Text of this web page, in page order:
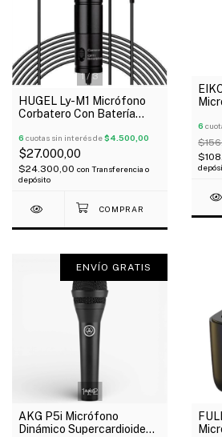
1/3
HUGEL Ly-M1 Micrófono
Corbatero Con Batería
6 cuotas sin interés de$4.500,00
$27.000,00
$24.300,00 con Transferencia o
depósito
6
1/2
ENVÍO GRATIS
AKG P5i Micrófono
Dinámico Supercardioide